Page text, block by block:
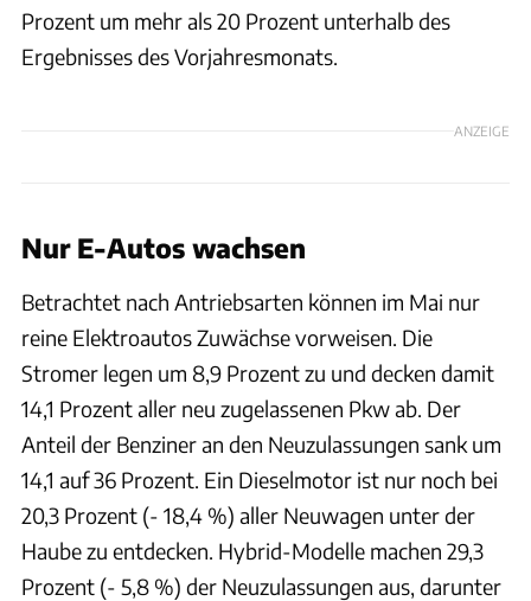
Prozent um mehr als 20 Prozent unterhalb des
Ergebnisses des Vorjahresmonats.
ANZEIGE
Nur E-Autos wachsen
Betrachtet nach Antriebsarten können im Mai nur
reine Elektroautos Zuwächse vorweisen. Die
Stromer legen um 8,9 Prozent zu und decken damit
14,1 Prozent aller neu zugelassenen Pkw ab. Der
Anteil der Benziner an den Neuzulassungen sank um
14,1 auf 36 Prozent. Ein Dieselmotor ist nur noch bei
20,3 Prozent (- 18,4 %) aller Neuwagen unter der
Haube zu entdecken. Hybrid-Modelle machen 29,3
Prozent (- 5,8 %) der Neuzulassungen aus, darunter